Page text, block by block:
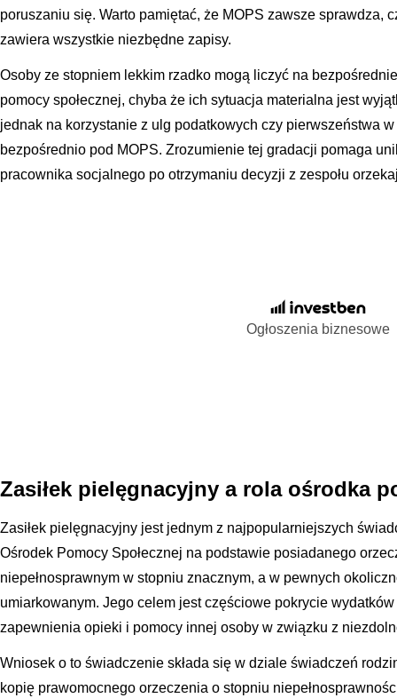
poruszaniu się. Warto pamiętać, że MOPS zawsze sprawdza,
zawiera wszystkie niezbędne zapisy.
Osoby ze stopniem lekkim rzadko mogą liczyć na
pomocy społecznej, chyba że ich sytuacja materialna jest
jednak na korzystanie z ulg podatkowych czy pierwszeństwa
bezpośrednio pod MOPS. Zrozumienie tej gradacji pomaga
pracownika socjalnego po otrzymaniu decyzji z zespołu
Ogłoszenia biznesowe
Zasiłek pielęgnacyjny a rola ośrodka
Zasiłek pielęgnacyjny jest jednym z najpopularniejszych
Ośrodek Pomocy Społecznej na podstawie posiadanego
niepełnosprawnym w stopniu znacznym, a w pewnych
umiarkowanym. Jego celem jest częściowe pokrycie
zapewnienia opieki i pomocy innej osoby w związku z
Wniosek o to świadczenie składa się w dziale świadczeń
kopię prawomocnego orzeczenia o stopniu